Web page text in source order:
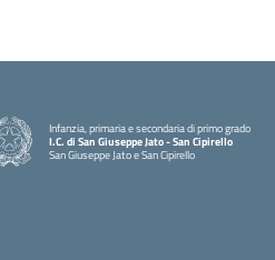
Infanzia, primaria e secondaria di primo grado
I.C. di San Giuseppe Jato - San Cipirello
San Giuseppe Jato e San Cipirello